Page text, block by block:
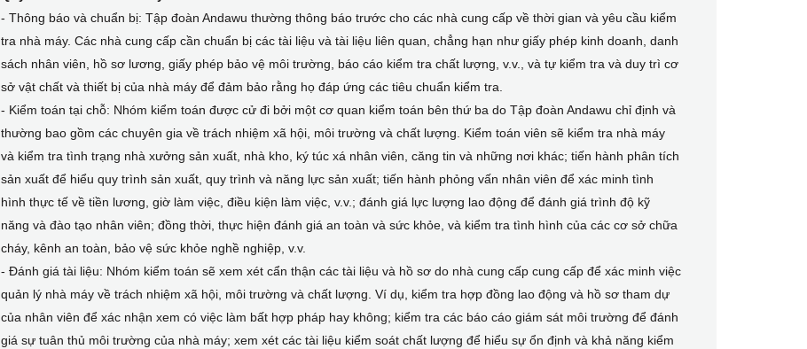
- Thông báo và chuẩn bị: Tập đoàn Andawu thường thông báo trước cho các nhà cung cấp về thời gian và yêu cầu kiểm
tra nhà máy. Các nhà cung cấp cần chuẩn bị các tài liệu và tài liệu liên quan, chẳng hạn như giấy phép kinh doanh, danh
sách nhân viên, hồ sơ lương, giấy phép bảo vệ môi trường, báo cáo kiểm tra chất lượng, v.v., và tự kiểm tra và duy trì cơ
sở vật chất và thiết bị của nhà máy để đảm bảo rằng họ đáp ứng các tiêu chuẩn kiểm tra.
- Kiểm toán tại chỗ: Nhóm kiểm toán được cử đi bởi một cơ quan kiểm toán bên thứ ba do Tập đoàn Andawu chỉ định và
thường bao gồm các chuyên gia về trách nhiệm xã hội, môi trường và chất lượng. Kiểm toán viên sẽ kiểm tra nhà máy
và kiểm tra tình trạng nhà xưởng sản xuất, nhà kho, ký túc xá nhân viên, căng tin và những nơi khác; tiến hành phân tích
sản xuất để hiểu quy trình sản xuất, quy trình và năng lực sản xuất; tiến hành phỏng vấn nhân viên để xác minh tình
hình thực tế về tiền lương, giờ làm việc, điều kiện làm việc, v.v.; đánh giá lực lượng lao động để đánh giá trình độ kỹ
năng và đào tạo nhân viên; đồng thời, thực hiện đánh giá an toàn và sức khỏe, và kiểm tra tình hình của các cơ sở chữa
cháy, kênh an toàn, bảo vệ sức khỏe nghề nghiệp, v.v.
- Đánh giá tài liệu: Nhóm kiểm toán sẽ xem xét cẩn thận các tài liệu và hồ sơ do nhà cung cấp cung cấp để xác minh việc
quản lý nhà máy về trách nhiệm xã hội, môi trường và chất lượng. Ví dụ, kiểm tra hợp đồng lao động và hồ sơ tham dự
của nhân viên để xác nhận xem có việc làm bất hợp pháp hay không; kiểm tra các báo cáo giám sát môi trường để đánh
giá sự tuân thủ môi trường của nhà máy; xem xét các tài liệu kiểm soát chất lượng để hiểu sự ổn định và khả năng kiểm